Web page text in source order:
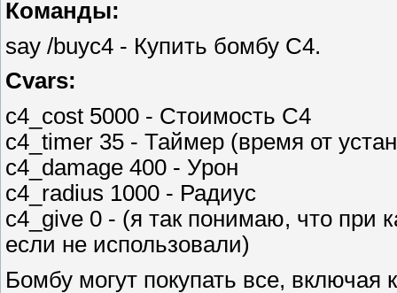
Команды:
say /buyc4 - Купить бомбу C4.
Cvars:
c4_cost 5000 - Стоимость C4
c4_timer 35 - Таймер (время от
c4_damage 400 - Урон
c4_radius 1000 - Радиус
c4_give 0 - (я так понимаю, что при
если не использовали)
Бомбу могут покупать все, включая